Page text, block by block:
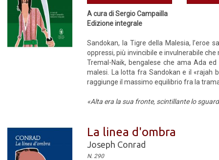
A cura di Sergio Campailla
Edizione integrale
Sandokan, la Tigre della Malesia, l’eroe
oppressi, più invincibile e invulnerabile
Tremal-Naik, bengalese che ama Ada
malesi. La lotta fra Sandokan e il «rajah
raggiunge il massimo equilibrio fra la
«Alta era la sua fronte, scintillante lo
La linea d'ombra
Joseph Conrad
N. 290